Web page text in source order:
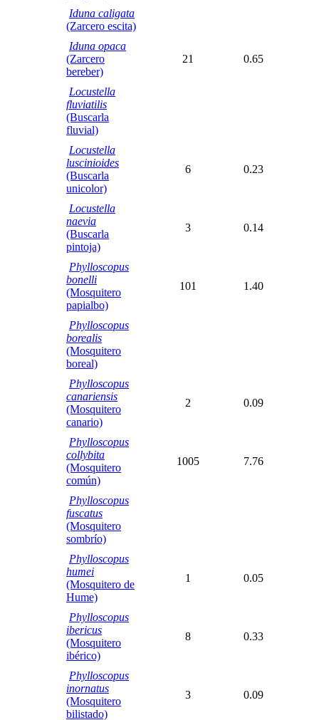
Iduna caligata
(Zarcero escita)
Iduna opaca
(Zarcero
bereber)
21 0.65
Locustella
fluviatilis
(Buscarla
fluvial)
Locustella
luscinioides
(Buscarla
unicolor)
6 0.23
Locustella
naevia
(Buscarla
pintoja)
3 0.14
Phylloscopus
bonelli
(Mosquitero
papialbo)
101 1.40
Phylloscopus
borealis
(Mosquitero
boreal)
Phylloscopus
canariensis
(Mosquitero
canario)
2 0.09
Phylloscopus
collybita
(Mosquitero
común)
1005 7.76
Phylloscopus
fuscatus
(Mosquitero
sombrío)
Phylloscopus
humei
(Mosquitero de
Hume)
1 0.05
Phylloscopus
ibericus
(Mosquitero
ibérico)
8 0.33
Phylloscopus
inornatus
(Mosquitero
bilistado)
3 0.09